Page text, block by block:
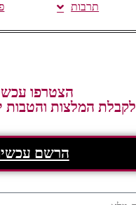
תרבות
הצטרפו
לקבלת המלצות והטבות
הרשם